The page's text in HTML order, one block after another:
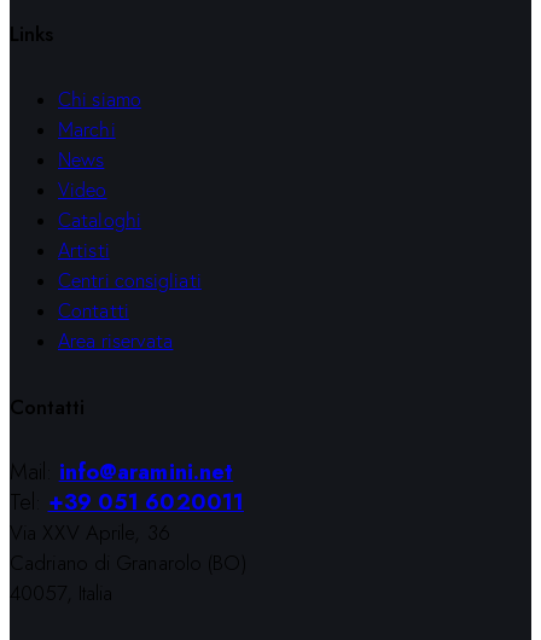
Links
Chi siamo
Marchi
News
Video
Cataloghi
Artisti
Centri consigliati
Contatti
Area riservata
Contatti
Mail:info@aramini.net
Tel:+39 051 6020011
Via XXV Aprile, 36
Cadriano di Granarolo (BO)
40057, Italia